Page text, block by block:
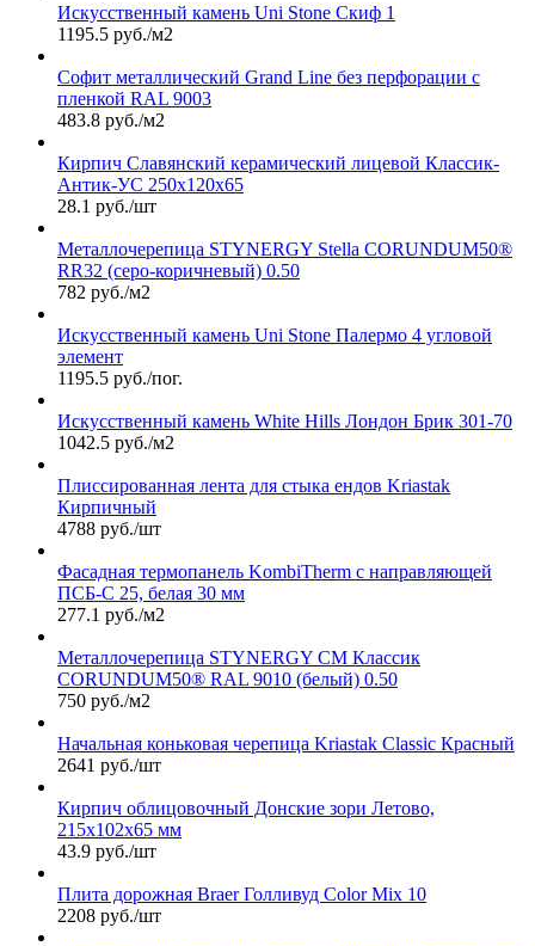
Искусственный камень Uni Stone Скиф 1
1195.5 руб./м2
Софит металлический Grand Line без перфорации с
пленкой RAL 9003
483.8 руб./м2
Кирпич Славянский керамический лицевой Классик-
Антик-УС 250х120х65
28.1 руб./шт
Металлочерепица STYNERGY Stella CORUNDUM50®
RR32 (серо-коричневый) 0.50
782 руб./м2
Искусственный камень Uni Stone Палермо 4 угловой
элемент
1195.5 руб./пог.
Искусственный камень White Hills Лондон Брик 301-70
1042.5 руб./м2
Плиссированная лента для стыка ендов Kriastak
Кирпичный
4788 руб./шт
Фасадная термопанель KombiTherm с направляющей
ПСБ-С 25, белая 30 мм
277.1 руб./м2
Металлочерепица STYNERGY СМ Классик
CORUNDUM50® RAL 9010 (белый) 0.50
750 руб./м2
Начальная коньковая черепица Kriastak Classic Красный
2641 руб./шт
Кирпич облицовочный Донские зори Летово,
215х102х65 мм
43.9 руб./шт
Плита дорожная Braer Голливуд Color Mix 10
2208 руб./шт